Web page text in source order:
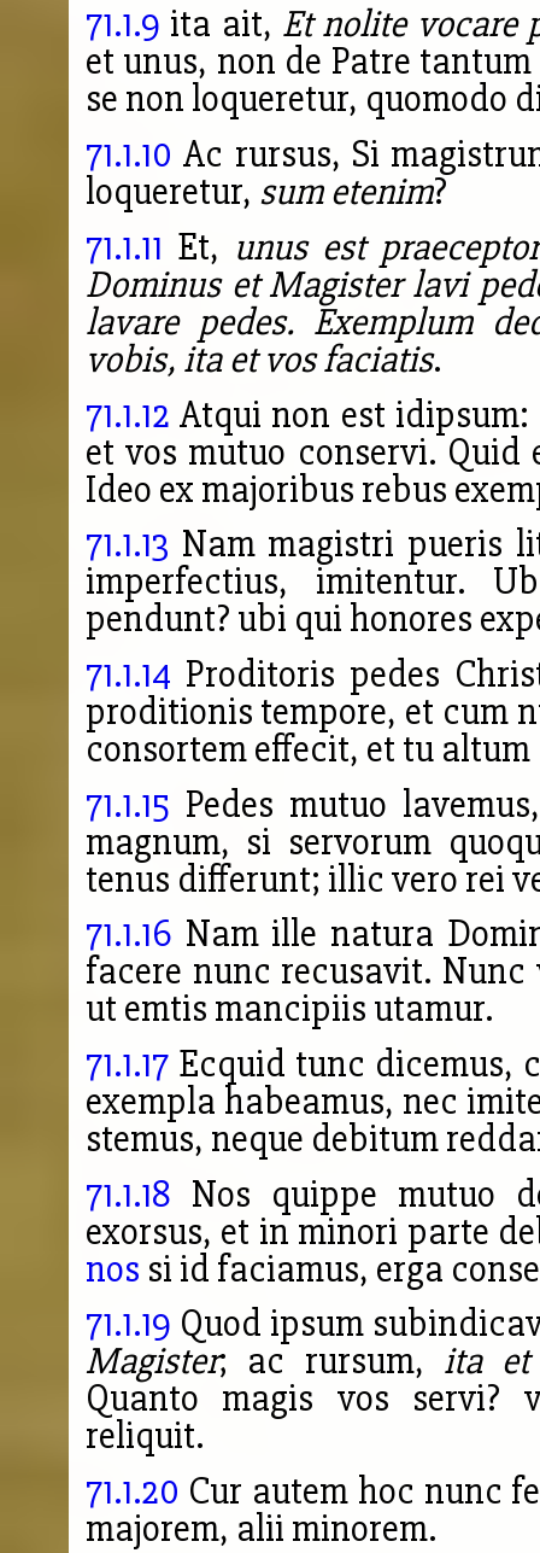
71.1.9 ita ait, Et nolite vocare
et unus, non de Patre
se non loqueretur, quomodo
71.1.10 Ac rursus, Si
loqueretur, sum etenim?
71.1.11 Et, unus est
Dominus et Magister lavi
lavare pedes. Exemplum
vobis, ita et vos faciatis.
71.1.12 Atqui non est
et vos mutuo conservi.
Ideo ex majoribus rebus
71.1.13 Nam magistri pueris
imperfectius, imitentur.
pendunt? ubi qui honores
71.1.14 Proditoris pedes
proditionis tempore, et cum
consortem effecit, et tu
71.1.15 Pedes mutuo
magnum, si servorum
tenus differunt; illic vero rei
71.1.16 Nam ille natura
facere nunc recusavit.
ut emtis mancipiis utamur.
71.1.17Ecquid tunc dicemus,
exempla habeamus, nec
stemus, neque debitum
71.1.18 Nos quippe mutuo
exorsus, et in minori parte
nos si id faciamus, erga
71.1.19 Quod ipsum
Magister; ac rursum, ita et
Quanto magis vos servi?
reliquit.
71.1.20 Cur autem hoc nunc
majorem, alii minorem.